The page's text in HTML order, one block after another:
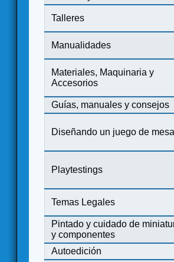
Talleres
Manualidades
Materiales, Maquinaria y
Accesorios
Guías, manuales y consejos
Diseñando un juego de mesa
Playtestings
Temas Legales
Pintado y cuidado de
y componentes
Autoedición